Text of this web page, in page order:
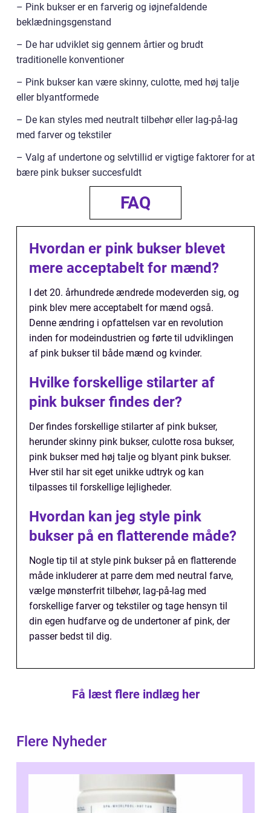
– Pink bukser er en farverig og iøjnefaldende
beklædningsgenstand
– De har udviklet sig gennem årtier og brudt
traditionelle konventioner
– Pink bukser kan være skinny, culotte, med høj talje
eller blyantformede
– De kan styles med neutralt tilbehør eller lag-på-lag
med farver og tekstiler
– Valg af undertone og selvtillid er vigtige faktorer for at
bære pink bukser succesfuldt
FAQ
Hvordan er pink bukser blevet
mere acceptabelt for mænd?
I det 20. århundrede ændrede modeverden sig, og
pink blev mere acceptabelt for mænd også.
Denne ændring i opfattelsen var en revolution
inden for modeindustrien og førte til udviklingen
af pink bukser til både mænd og kvinder.
Hvilke forskellige stilarter af
pink bukser findes der?
Der findes forskellige stilarter af pink bukser,
herunder skinny pink bukser, culotte rosa bukser,
pink bukser med høj talje og blyant pink bukser.
Hver stil har sit eget unikke udtryk og kan
tilpasses til forskellige lejligheder.
Hvordan kan jeg style pink
bukser på en flatterende måde?
Nogle tip til at style pink bukser på en flatterende
måde inkluderer at parre dem med neutral farve,
vælge mønsterfrit tilbehør, lag-på-lag med
forskellige farver og tekstiler og tage hensyn til
din egen hudfarve og de undertoner af pink, der
passer bedst til dig.
Få læst flere indlæg her
Flere Nyheder